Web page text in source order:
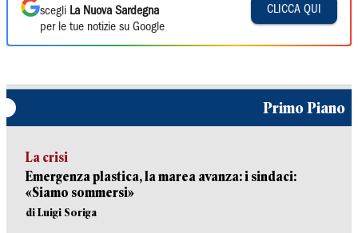
scegli La Nuova Sardegna
per le tue notizie su Google
CLICCA QUI
Primo Piano
La crisi
Emergenza plastica, la marea avanza: i sindaci:
«Siamo sommersi»
di Luigi Soriga